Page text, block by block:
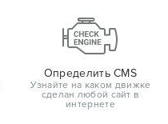
Определить CMS
Узнайте на каком движке
сделан любой сайт в
интернете